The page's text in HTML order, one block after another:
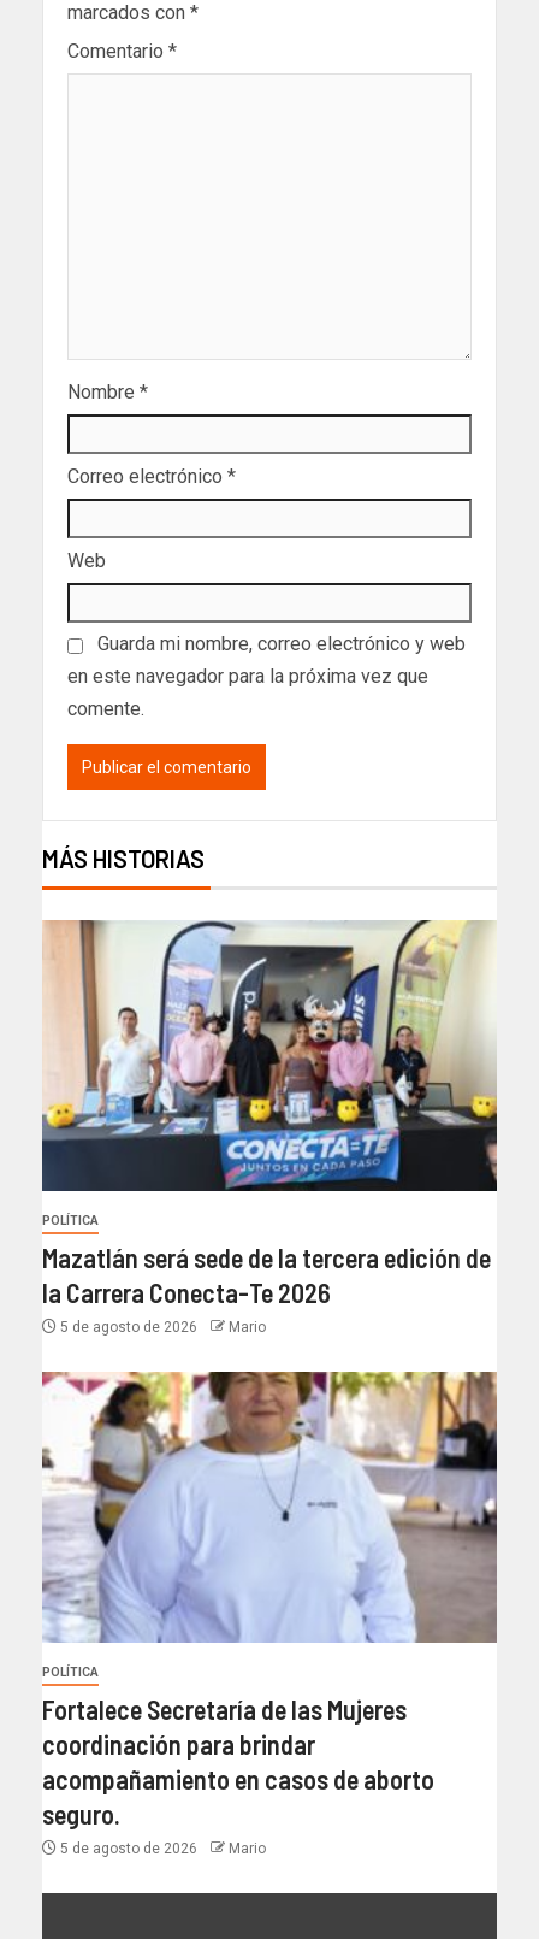
marcados con *
Comentario *
Nombre *
Correo electrónico *
Web
Guarda mi nombre, correo electrónico y web
en este navegador para la próxima vez que
comente.
MÁS HISTORIAS
POLÍTICA
Mazatlán será sede de la tercera edición de
la Carrera Conecta-Te 2026
5 de agosto de 2026 Mario
POLÍTICA
Fortalece Secretaría de las Mujeres
coordinación para brindar
acompañamiento en casos de aborto
seguro.
5 de agosto de 2026 Mario